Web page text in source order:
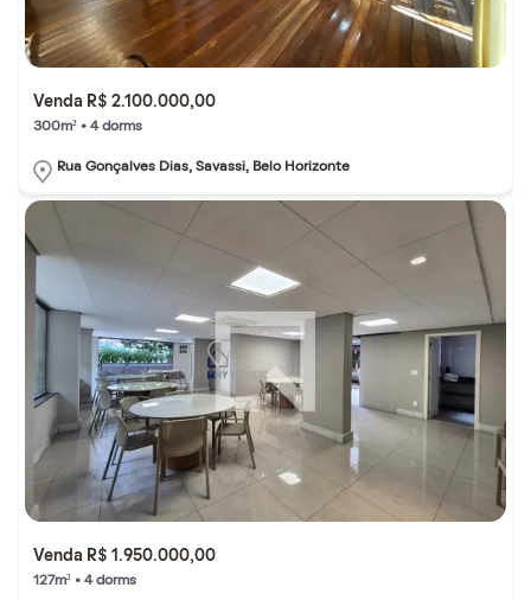
Venda R$ 2.100.000,00
300m² • 4 dorms
Rua Gonçalves Dias, Savassi, Belo Horizonte
Venda R$ 1.950.000,00
127m² • 4 dorms